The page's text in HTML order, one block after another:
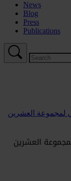
News
Blog
Press
Publications
لمجموعة العشرين
العشرين